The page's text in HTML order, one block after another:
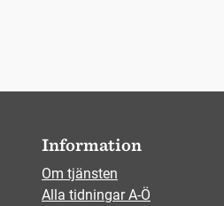
Information
Om tjänsten
Alla tidningar A-Ö